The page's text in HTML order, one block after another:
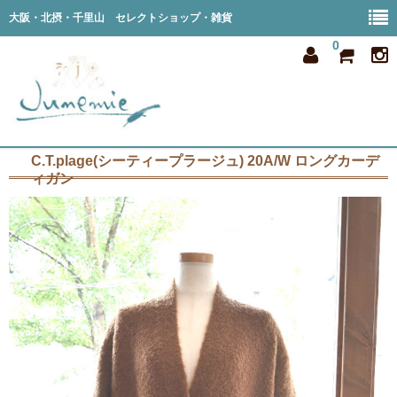
大阪・北摂・千里山 セレクトショップ・雑貨
0
home
all item
member
order
privacy
C.T.plage(シーティープラージュ) 20A/W ロングカーデ
ィガン